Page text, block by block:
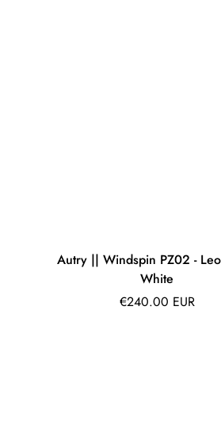
Autry || Windspin PZ02 -
White
Prix
€240.00 EUR